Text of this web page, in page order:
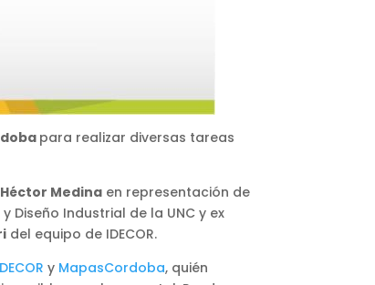
para realizar diversas tareas
Medina en representación de
Diseño Industrial de la UNC y ex
del equipo de IDECOR.
ECOR y MapasCordoba, quién